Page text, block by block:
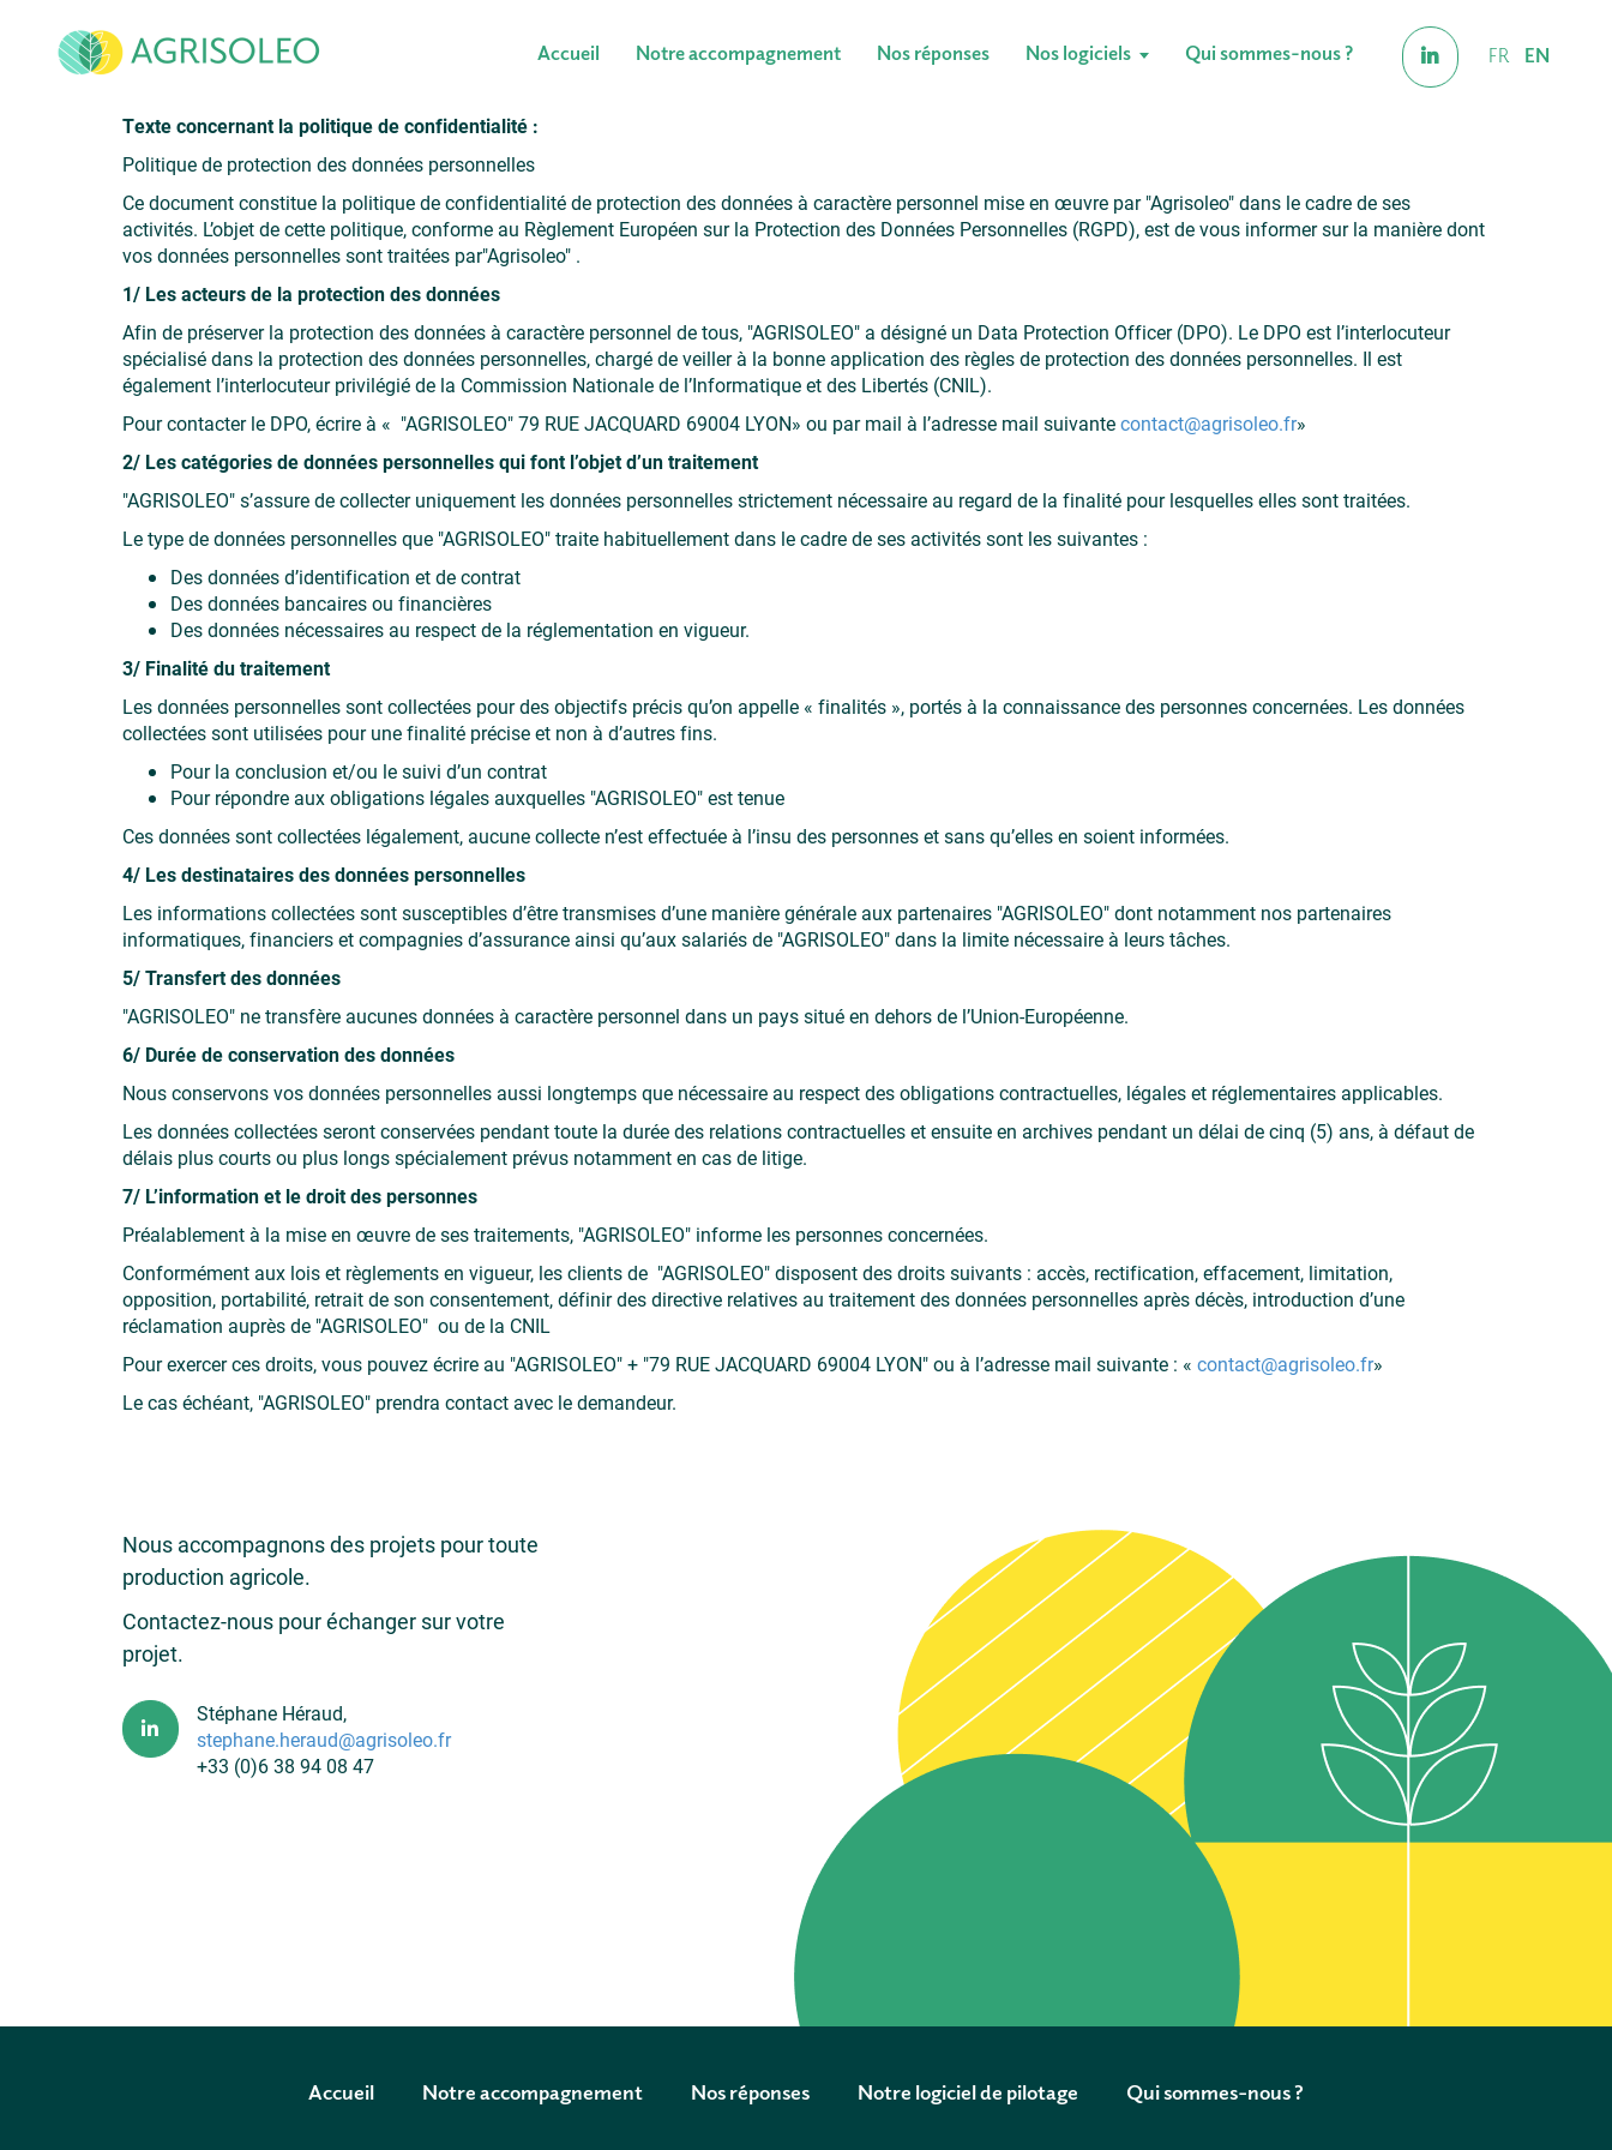
FR EN
Accueil Notre accompagnement Nos réponses Nos logiciels Qui sommes-nous ?
Texte concernant la politique de confidentialité :
Politique de protection des données personnelles
Ce document constitue la politique de confidentialité de protection des données à caractère personnel mise en œuvre par "Agrisoleo" dans le cadre de ses
activités. L’objet de cette politique, conforme au Règlement Européen sur la Protection des Données Personnelles (RGPD), est de vous informer sur la manière dont
vos données personnelles sont traitées par"Agrisoleo" .
1/ Les acteurs de la protection des données
Afin de préserver la protection des données à caractère personnel de tous, "AGRISOLEO" a désigné un Data Protection Officer (DPO). Le DPO est l’interlocuteur
spécialisé dans la protection des données personnelles, chargé de veiller à la bonne application des règles de protection des données personnelles. Il est
également l’interlocuteur privilégié de la Commission Nationale de l’Informatique et des Libertés (CNIL).
Pour contacter le DPO, écrire à « "AGRISOLEO" 79 RUE JACQUARD 69004 LYON» ou par mail à l’adresse mail suivantecontact@agrisoleo.fr»
2/ Les catégories de données personnelles qui font l’objet d’un traitement
"AGRISOLEO" s’assure de collecter uniquement les données personnelles strictement nécessaire au regard de la finalité pour lesquelles elles sont traitées.
Le type de données personnelles que "AGRISOLEO" traite habituellement dans le cadre de ses activités sont les suivantes :
Des données d’identification et de contrat
Des données bancaires ou financières
Des données nécessaires au respect de la réglementation en vigueur.
3/ Finalité du traitement
Les données personnelles sont collectées pour des objectifs précis qu’on appelle « finalités », portés à la connaissance des personnes concernées. Les données
collectées sont utilisées pour une finalité précise et non à d’autres fins.
Pour la conclusion et/ou le suivi d’un contrat
Pour répondre aux obligations légales auxquelles "AGRISOLEO" est tenue
Ces données sont collectées légalement, aucune collecte n’est effectuée à l’insu des personnes et sans qu’elles en soient informées.
4/ Les destinataires des données personnelles
Les informations collectées sont susceptibles d’être transmises d’une manière générale aux partenaires "AGRISOLEO" dont notamment nos partenaires
informatiques, financiers et compagnies d’assurance ainsi qu’aux salariés de "AGRISOLEO" dans la limite nécessaire à leurs tâches.
5/ Transfert des données
"AGRISOLEO" ne transfère aucunes données à caractère personnel dans un pays situé en dehors de l’Union-Européenne.
6/ Durée de conservation des données
Nous conservons vos données personnelles aussi longtemps que nécessaire au respect des obligations contractuelles, légales et réglementaires applicables.
Les données collectées seront conservées pendant toute la durée des relations contractuelles et ensuite en archives pendant un délai de cinq (5) ans, à défaut de
délais plus courts ou plus longs spécialement prévus notamment en cas de litige.
7/ L’information et le droit des personnes
Préalablement à la mise en œuvre de ses traitements, "AGRISOLEO" informe les personnes concernées.
Conformément aux lois et règlements en vigueur, les clients de "AGRISOLEO" disposent des droits suivants : accès, rectification, effacement, limitation,
opposition, portabilité, retrait de son consentement, définir des directive relatives au traitement des données personnelles après décès, introduction d’une
réclamation auprès de "AGRISOLEO" ou de la CNIL
Pour exercer ces droits, vous pouvez écrire au "AGRISOLEO" + "79 RUE JACQUARD 69004 LYON" ou à l’adresse mail suivante : « contact@agrisoleo.fr»
Le cas échéant, "AGRISOLEO" prendra contact avec le demandeur.
Nous accompagnons des projets pour toute
production agricole.
Contactez-nous pour échanger sur votre
projet.
Stéphane Héraud,
stephane.heraud@agrisoleo.fr
+33 (0)6 38 94 08 47
Accueil Notre accompagnement Nos réponses Notre logiciel de pilotage Qui sommes-nous ?